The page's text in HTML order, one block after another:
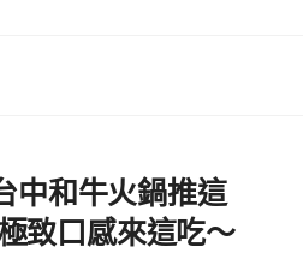
中和牛火鍋推這
致口感來這吃～